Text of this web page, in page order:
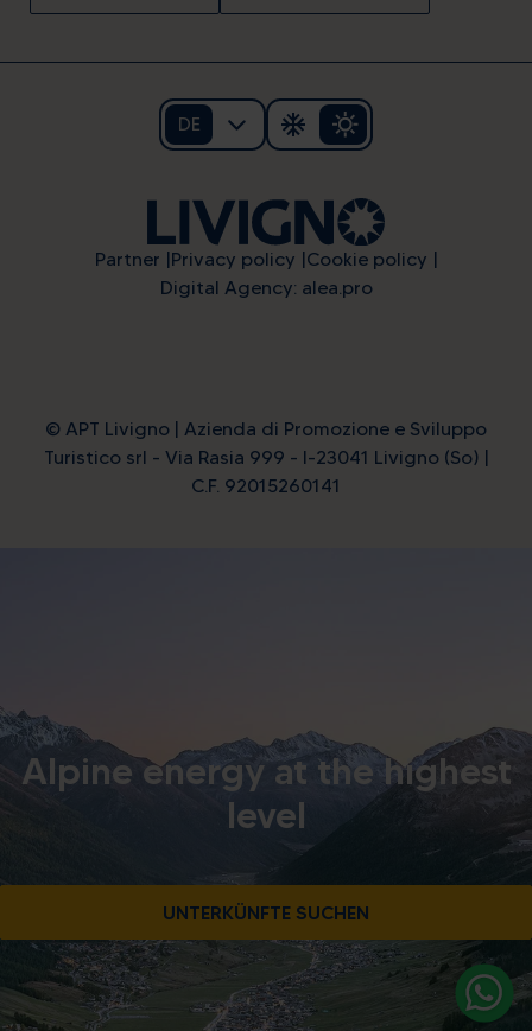
DE
Partner Privacy policy Cookie policy
Digital Agency: alea.pro
© APT Livigno | Azienda di Promozione e Sviluppo
Turistico srl - Via Rasia 999 - I-23041 Livigno (So) |
C.F. 92015260141
Alpine energy at the highest
level
UNTERKÜNFTE SUCHEN